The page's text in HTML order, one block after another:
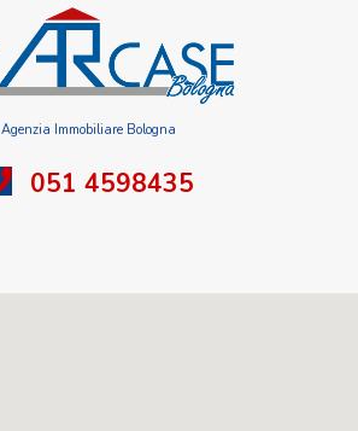
Agenzia Immobiliare Bologna
051 4598435